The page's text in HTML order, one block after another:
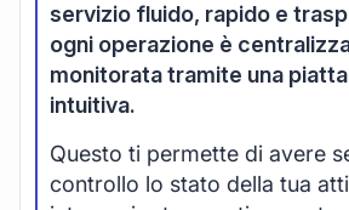
servizio fluido, rapido e
ogni operazione è
monitorata tramite una
intuitiva.
Questo ti permette di avere
controllo lo stato della tua